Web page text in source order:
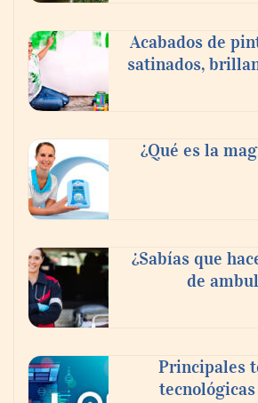
Sierra de Guadalupe
La cartera vencida
doble de velocidad que la
Acabados de
satinados,
¿Qué es la
¿Sabías que
de
Principales